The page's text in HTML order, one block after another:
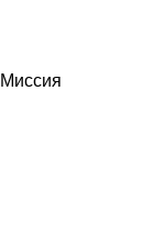
Миссия